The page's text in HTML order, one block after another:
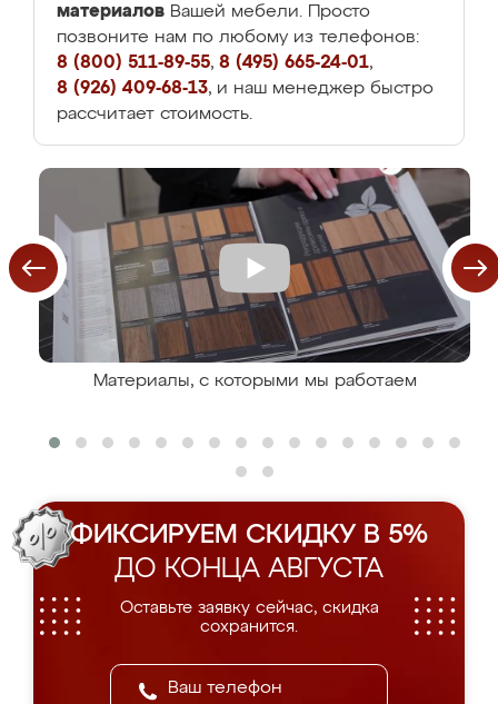
материалов Вашей мебели. Просто
позвоните нам по любому из телефонов:
8 (800) 511-89-55, 8 (495) 665-24-01,
8 (926) 409-68-13, и наш менеджер быстро
рассчитает стоимость.
Материалы, с которыми мы работаем
ФИКСИРУЕМ СКИДКУ В 5%
ДО КОНЦА АВГУСТА
Оставьте заявку сейчас, скидка
сохранится.